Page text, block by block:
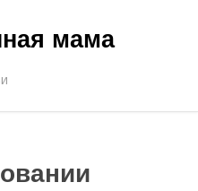
мама